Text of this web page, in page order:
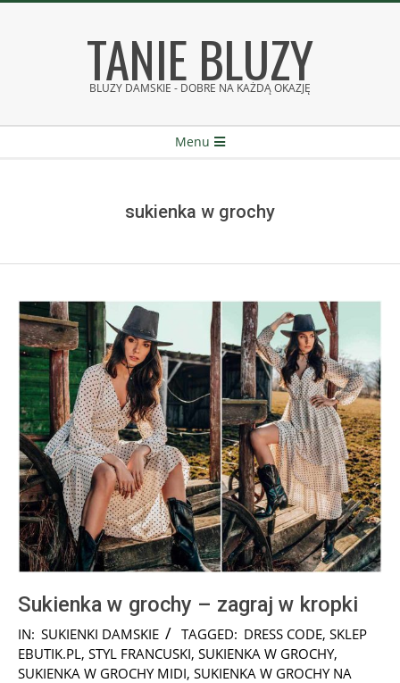
TANIE BLUZY
BLUZY DAMSKIE - DOBRE NA KAŻDĄ OKAZJĘ
Menu
sukienka w grochy
Sukienka w grochy – zagraj w kropki
2025-
11-
14
IN: SUKIENKI DAMSKIE TAGGED: DRESS CODE, SKLEP
EBUTIK.PL, STYL FRANCUSKI, SUKIENKA W GROCHY,
SUKIENKA W GROCHY MIDI, SUKIENKA W GROCHY NA